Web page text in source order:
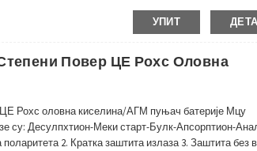
ка корисним повратним информацијама и
УПИТ
Повер ЦЕ Рохс Оловна
Рохс оловна киселина/АГМ пуњач батерије Мцу
су: Десулпхтион-Меки старт-Булк-Апсорптион-
2. Кратка заштита излаза 3. Заштита без